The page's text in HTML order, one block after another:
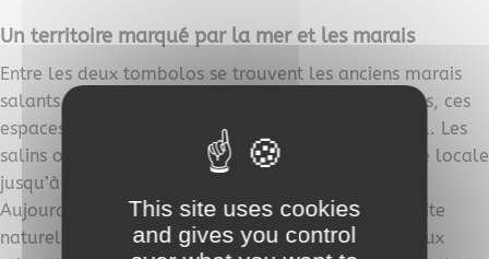
Un territoire marqué par la mer et les marais
Entre les deux tombolos se trouvent les anciens marais
salants et l’étang des Pesquiers. Pendant des siècles, ces
espaces ont été exploités pour la production de sel. Les
salins ont façonné le paysage et la vie économique locale
jusqu’à la fin du XXᵉ siècle.
Aujourd’hui, ces zones humides sont devenues un site
naturel protégé où de nombreuses espèces d’oiseaux
This site uses cookies
and gives you control